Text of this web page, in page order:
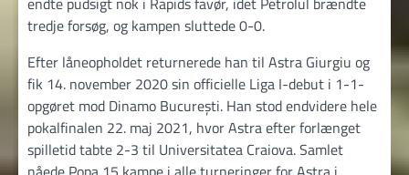
tredje forsøg, og kampen sluttede 0-0.
Efter låneopholdet returnerede han til Astra Giurgiu og
fik 14. november 2020 sin officielle Liga I-debut i 1-1-
opgøret mod Dinamo București. Han stod endvidere hele
pokalfinalen 22. maj 2021, hvor Astra efter forlænget
spilletid tabte 2-3 til Universitatea Craiova. Samlet